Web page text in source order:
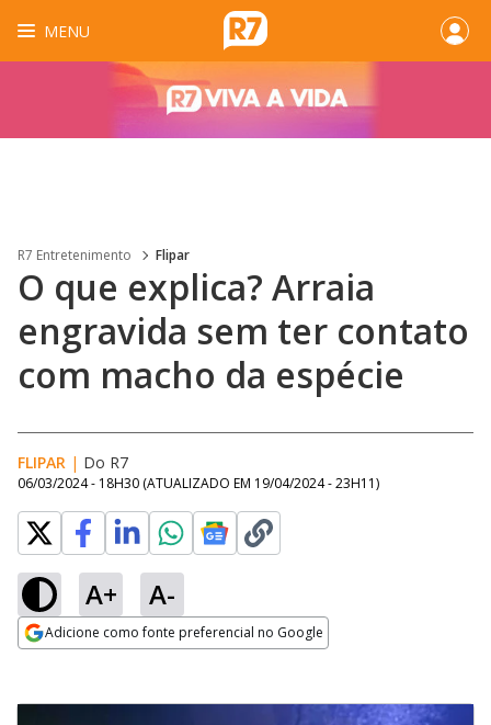
MENU
R7 Entretenimento Flipar
O que explica? Arraia
engravida sem ter contato
com macho da espécie
FLIPAR | Do R7
06/03/2024 - 18H30 (ATUALIZADO EM 19/04/2024 - 23H11)
A+ A-
Adicione como fonte preferencial no Google